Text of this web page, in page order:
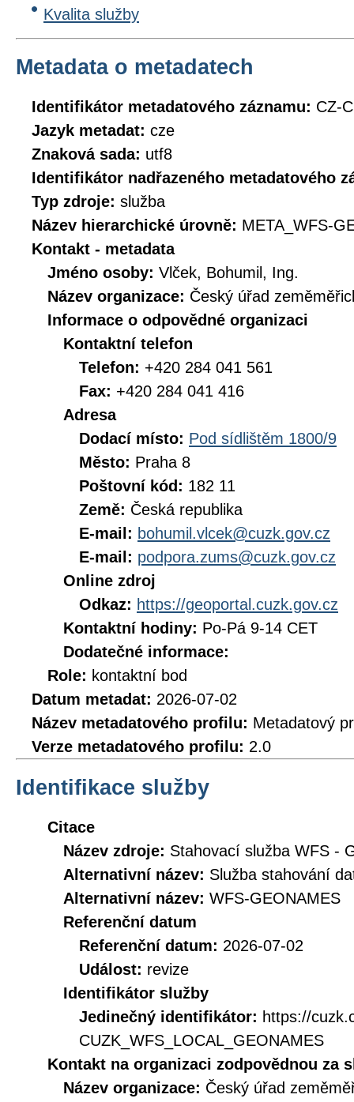
Kvalita služby
Metadata o metadatech
Identifikátor metadatového záznamu: CZ-
Jazyk metadat: cze
Znaková sada: utf8
Identifikátor nadřazeného metadatového
Typ zdroje: služba
Název hierarchické úrovně: META_WFS-
Kontakt - metadata
Jméno osoby: Vlček, Bohumil, Ing.
Název organizace: Český úřad
Informace o odpovědné organizaci
Kontaktní telefon
Telefon: +420 284 041 561
Fax: +420 284 041 416
Adresa
Dodací místo: Pod sídlištěm 1800/9
Město: Praha 8
Poštovní kód: 182 11
Země: Česká republika
E-mail: bohumil.vlcek@cuzk.gov.cz
E-mail: podpora.zums@cuzk.gov.cz
Online zdroj
Odkaz: https://geoportal.cuzk.gov.cz
Kontaktní hodiny: Po-Pá 9-14 CET
Dodatečné informace:
Role: kontaktní bod
Datum metadat: 2026-07-02
Název metadatového profilu: Metadatový
Verze metadatového profilu: 2.0
Identifikace služby
Citace
Název zdroje: Stahovací služba WFS -
Alternativní název: Služba stahování
Alternativní název: WFS-GEONAMES
Referenční datum
Referenční datum: 2026-07-02
Událost: revize
Identifikátor služby
Jedinečný identifikátor: https://
CUZK_WFS_LOCAL_GEONAMES
Kontakt na organizaci zodpovědnou za
Název organizace: Český úřad